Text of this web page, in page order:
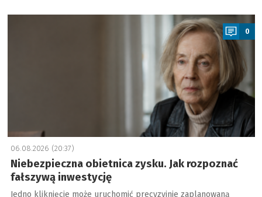
a
0
06.08.2026 (20:37)
Niebezpieczna obietnica zysku. Jak rozpoznać
fałszywą inwestycję
Jedno kliknięcie może uruchomić precyzyjnie zaplanowaną